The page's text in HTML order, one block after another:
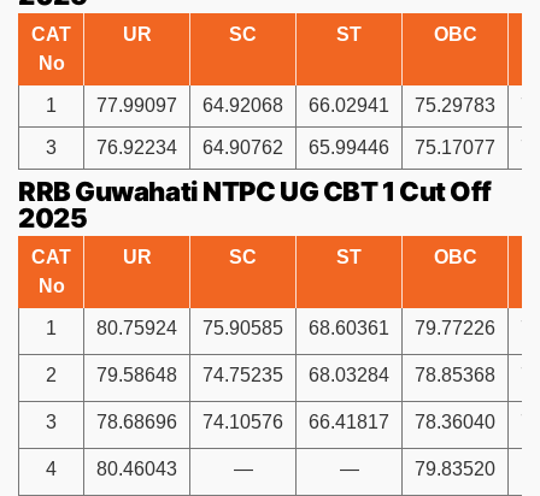
CAT
No
UR SC ST OBC
1 77.99097 64.92068 66.02941 75.29783
3 76.92234 64.90762 65.99446 75.17077
RRB Guwahati NTPC UG CBT 1 Cut Off
2025
CAT
No
UR SC ST OBC
1 80.75924 75.90585 68.60361 79.77226
2 79.58648 74.75235 68.03284 78.85368
3 78.68696 74.10576 66.41817 78.36040
4 80.46043 — — 79.83520